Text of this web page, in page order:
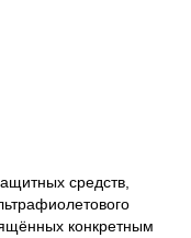
средств,
конкретным